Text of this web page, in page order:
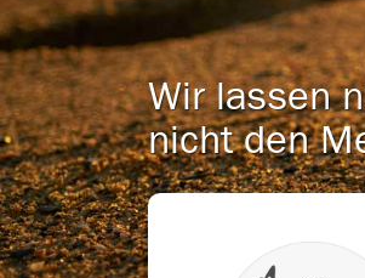
Wir lassen
nicht den